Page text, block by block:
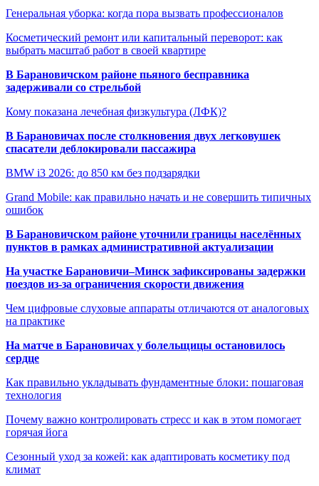
Генеральная уборка: когда пора вызвать профессионалов
Косметический ремонт или капитальный переворот: как
выбрать масштаб работ в своей квартире
В Барановичском районе пьяного бесправника
задерживали со стрельбой
Кому показана лечебная физкультура (ЛФК)?
В Барановичах после столкновения двух легковушек
спасатели деблокировали пассажира
BMW i3 2026: до 850 км без подзарядки
Grand Mobile: как правильно начать и не совершить типичных
ошибок
В Барановичском районе уточнили границы населённых
пунктов в рамках административной актуализации
На участке Барановичи–Минск зафиксированы задержки
поездов из-за ограничения скорости движения
Чем цифровые слуховые аппараты отличаются от аналоговых
на практике
На матче в Барановичах у болельщицы остановилось
сердце
Как правильно укладывать фундаментные блоки: пошаговая
технология
Почему важно контролировать стресс и как в этом помогает
горячая йога
Сезонный уход за кожей: как адаптировать косметику под
климат